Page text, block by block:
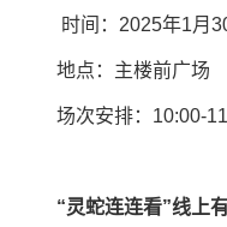
时间：2025年1月30
地点：主楼前广场
场次安排：10:00-
“灵蛇连连看”线上